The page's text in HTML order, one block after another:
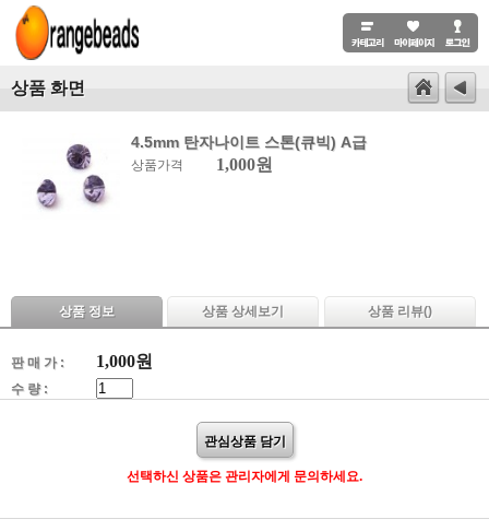
상품 화면
4.5mm 탄자나이트 스톤(큐빅) A급
상품가격 1,000원
상품 정보 상품 상세보기 상품 리뷰()
판 매 가 : 1,000원
수 량 :
관심상품 담기
선택하신 상품은 관리자에게 문의하세요.